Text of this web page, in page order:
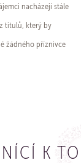
nacházejí stále
titulů, který by
žádného příznivce
K